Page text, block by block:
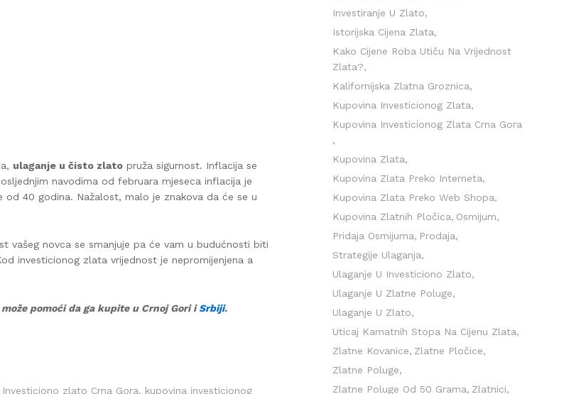
ulaganje u čisto zlato pruža sigurnost. Inflacija se
navodima od februara mjeseca inflacija je
40 godina. Nažalost, malo je znakova da će se u
vašeg novca se smanjuje pa će vam u budućnosti biti
investicionog zlata vrijednost je nepromijenjena a
pomoći da ga kupite u Crnoj Gori iSrbiji.
Investiciono zlato Crna Gora, kupovina investicionog
Investiranje U Zlato
Istorijska Cijena Zlata
Kako Cijene Roba Utiču Na Vrijednost
Zlata?
Kalifornijska Zlatna Groznica
Kupovina Investicionog Zlata
Kupovina Investicionog Zlata Crna Gora
Kupovina Zlata
Kupovina Zlata Preko Interneta
Kupovina Zlata Preko Web Shopa
Kupovina Zlatnih Pločica Osmijum
Pridaja Osmijuma
Prodaja
Strategije Ulaganja
Ulaganje U Investiciono Zlato
Ulaganje U Zlatne Poluge
Ulaganje U Zlato
Uticaj Kamatnih Stopa Na Cijenu Zlata
Zlatne Kovanice Zlatne Pločice
Zlatne Poluge
Zlatne Poluge Od 50 Grama Zlatnici